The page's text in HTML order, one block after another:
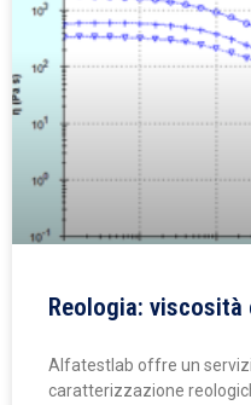
Reologia:
Alfatestlab offre un
caratterizzazione